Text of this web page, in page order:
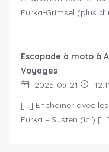
Furka-Grimsel (plus
Escapade à moto à
Voyages
2025-09-21
[…] Enchainer avec
Furka – Susten (ici) […]